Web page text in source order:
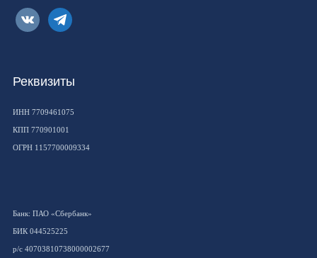
vkontaktetelegram
Реквизиты
ИНН 7709461075
КПП 770901001
ОГРН 1157700009334
Банк: ПАО «Сбербанк»
БИК 044525225
р/с 40703810738000002677